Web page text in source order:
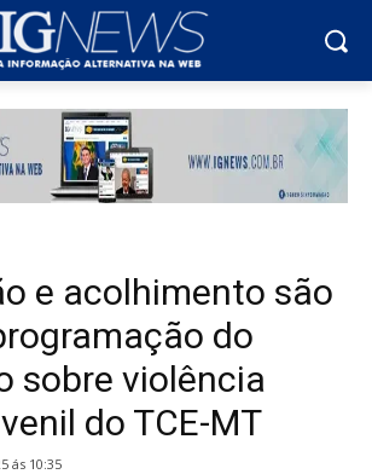
e acolhimento são
do
sobre violência
do TCE-MT
ás 10:35